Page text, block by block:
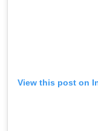
View this post on